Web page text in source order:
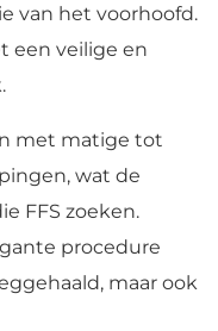
van het voorhoofd.
een veilige en
met matige tot
wat de
FFS zoeken.
procedure
maar ook